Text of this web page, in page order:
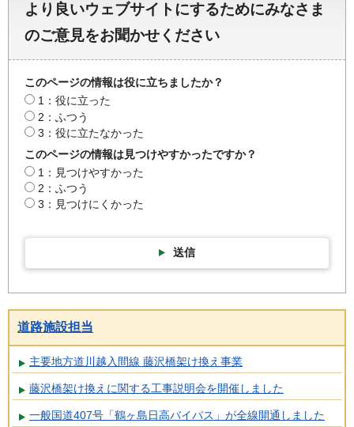
より良いウェブサイトにするためにみなさま
のご意見をお聞かせください
このページの情報は役に立ちましたか？
1：役に立った
2：ふつう
3：役に立たなかった
このページの情報は見つけやすかったですか？
1：見つけやすかった
2：ふつう
3：見つけにくかった
送信
道路施設担当
主要地方道川越入間線 藤沢橋架け換え事業
藤沢橋架け換えに関する工事説明会を開催しました
一般国道407号「鶴ヶ島日高バイパス」が全線開通しました